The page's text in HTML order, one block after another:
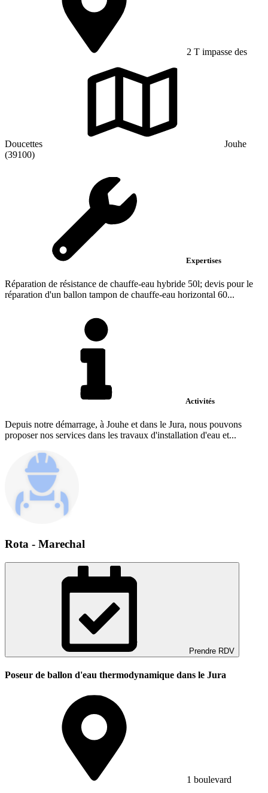
2 T impasse des
Doucettes
Jouhe
(39100)
Expertises
Réparation de résistance de chauffe-eau hybride 50l; devis pour le
réparation d'un ballon tampon de chauffe-eau horizontal 60...
Activités
Depuis notre démarrage, à Jouhe et dans le Jura, nous pouvons
proposer nos services dans les travaux d'installation d'eau et...
Rota - Marechal
Prendre RDV
Poseur de ballon d'eau thermodynamique dans le Jura
1 boulevard